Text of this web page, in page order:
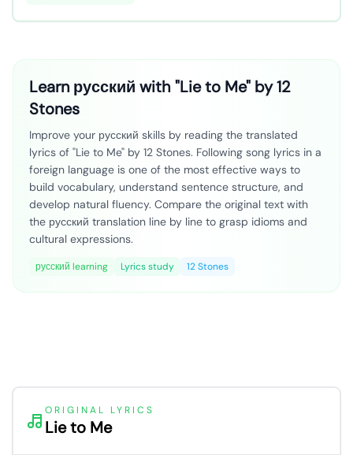
Learn русский with "Lie to Me" by 12
Stones
Improve your русский skills by reading the translated
lyrics of "Lie to Me" by 12 Stones. Following song lyrics in a
foreign language is one of the most effective ways to
build vocabulary, understand sentence structure, and
develop natural fluency. Compare the original text with
the русский translation line by line to grasp idioms and
cultural expressions.
русский learning Lyrics study 12 Stones
ORIGINAL LYRICS
Lie to Me